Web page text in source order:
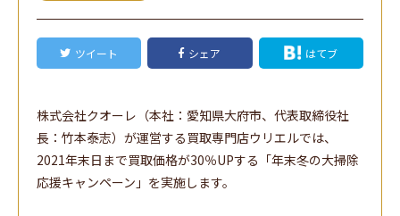
ツイート シェア はてブ
株式会社クオーレ（本社：愛知県大府市、代表取締役社
長：竹本泰志）が運営する買取専門店ウリエルでは、
2021年末日まで買取価格が30％UPする「年末冬の大掃除
応援キャンペーン」を実施します。